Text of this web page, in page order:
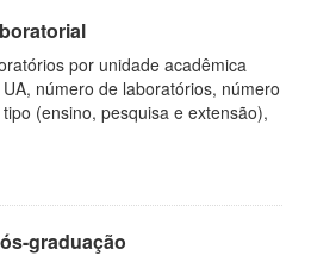
por unidade acadêmica
número de laboratórios, número
(ensino, pesquisa e extensão),
graduação